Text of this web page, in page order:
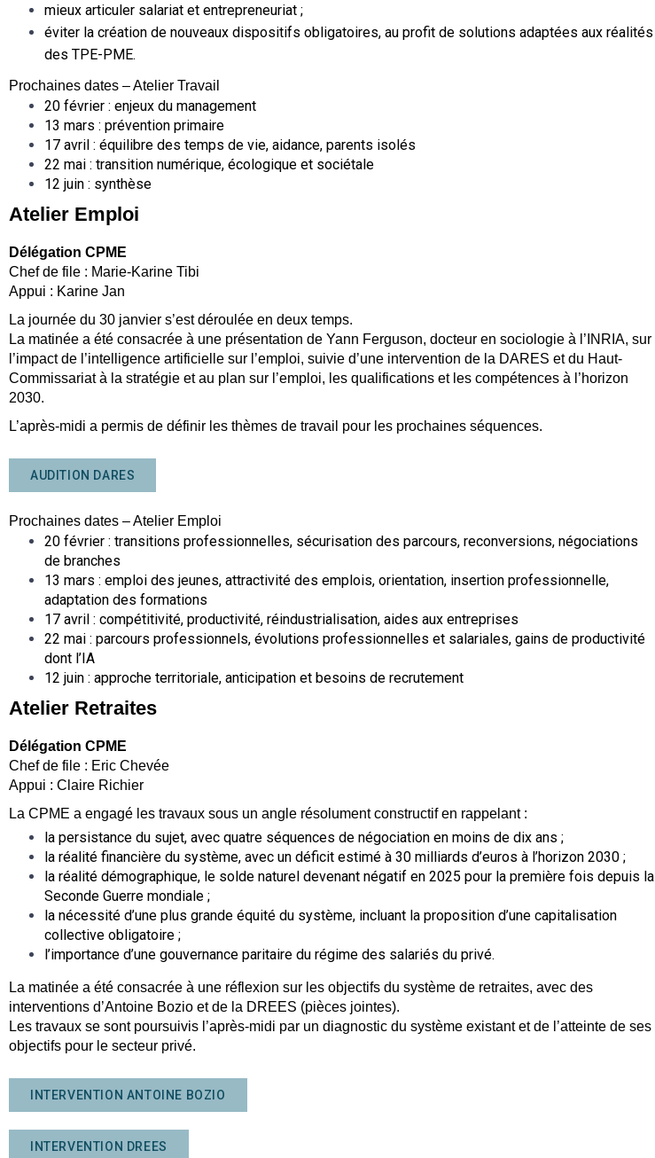
mieux articuler salariat et entrepreneuriat ;
éviter la création de nouveaux dispositifs obligatoires, au profit de solutions adaptées aux réalités
des TPE-PME.
Prochaines dates – Atelier Travail
20 février : enjeux du management
13 mars : prévention primaire
17 avril : équilibre des temps de vie, aidance, parents isolés
22 mai : transition numérique, écologique et sociétale
12 juin : synthèse
Atelier Emploi
Délégation CPME
Chef de file : Marie-Karine Tibi
Appui : Karine Jan
La journée du 30 janvier s’est déroulée en deux temps.
La matinée a été consacrée à une présentation de Yann Ferguson, docteur en sociologie à l’INRIA, sur
l’impact de l’intelligence artificielle sur l’emploi, suivie d’une intervention de la DARES et du Haut-
Commissariat à la stratégie et au plan sur l’emploi, les qualifications et les compétences à l’horizon
2030.
L’après-midi a permis de définir les thèmes de travail pour les prochaines séquences.
AUDITION DARES
Prochaines dates – Atelier Emploi
20 février : transitions professionnelles, sécurisation des parcours, reconversions, négociations
de branches
13 mars : emploi des jeunes, attractivité des emplois, orientation, insertion professionnelle,
adaptation des formations
17 avril : compétitivité, productivité, réindustrialisation, aides aux entreprises
22 mai : parcours professionnels, évolutions professionnelles et salariales, gains de productivité
dont l’IA
12 juin : approche territoriale, anticipation et besoins de recrutement
Atelier Retraites
Délégation CPME
Chef de file : Eric Chevée
Appui : Claire Richier
La CPME a engagé les travaux sous un angle résolument constructif en rappelant :
la persistance du sujet, avec quatre séquences de négociation en moins de dix ans ;
la réalité financière du système, avec un déficit estimé à 30 milliards d’euros à l’horizon 2030 ;
la réalité démographique, le solde naturel devenant négatif en 2025 pour la première fois depuis la
Seconde Guerre mondiale ;
la nécessité d’une plus grande équité du système, incluant la proposition d’une capitalisation
collective obligatoire ;
l’importance d’une gouvernance paritaire du régime des salariés du privé.
La matinée a été consacrée à une réflexion sur les objectifs du système de retraites, avec des
interventions d’Antoine Bozio et de la DREES (pièces jointes).
Les travaux se sont poursuivis l’après-midi par un diagnostic du système existant et de l’atteinte de ses
objectifs pour le secteur privé.
INTERVENTION ANTOINE BOZIO
INTERVENTION DREES